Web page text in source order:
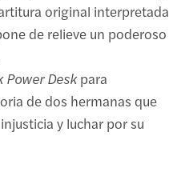
original interpretada
de relieve un poderoso
Power Deskpara
de dos hermanas que
y luchar por su